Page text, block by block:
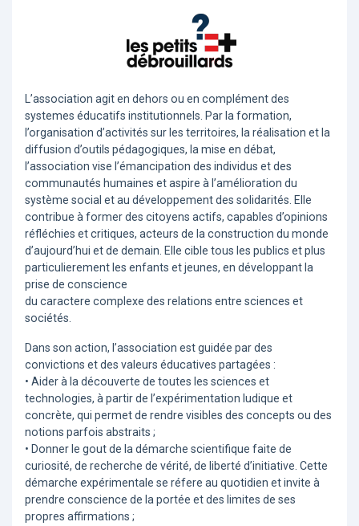
L’association agit en dehors ou en complément des
systemes éducatifs institutionnels. Par la formation,
l’organisation d’activités sur les territoires, la réalisation et la
diffusion d’outils pédagogiques, la mise en débat,
l’association vise l’émancipation des individus et des
communautés humaines et aspire à l’amélioration du
système social et au développement des solidarités. Elle
contribue à former des citoyens actifs, capables d’opinions
réfléchies et critiques, acteurs de la construction du monde
d’aujourd’hui et de demain. Elle cible tous les publics et plus
particulierement les enfants et jeunes, en développant la
prise de conscience
du caractere complexe des relations entre sciences et
sociétés.
Dans son action, l’association est guidée par des
convictions et des valeurs éducatives partagées :
• Aider à la découverte de toutes les sciences et
technologies, à partir de l’expérimentation ludique et
concrète, qui permet de rendre visibles des concepts ou des
notions parfois abstraits ;
• Donner le gout de la démarche scientifique faite de
curiosité, de recherche de vérité, de liberté d’initiative. Cette
démarche expérimentale se réfere au quotidien et invite à
prendre conscience de la portée et des limites de ses
propres affirmations ;